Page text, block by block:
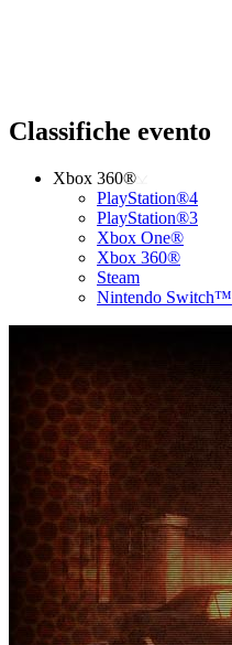
Classifiche evento
Xbox 360®
PlayStation®4
PlayStation®3
Xbox One®
Xbox 360®
Steam
Nintendo Switch™